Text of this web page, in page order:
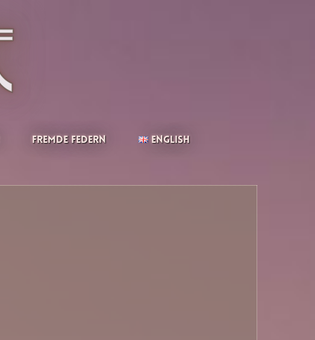
Fremde Federn English